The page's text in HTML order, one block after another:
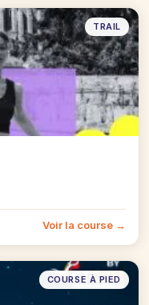
TRAIL
Voir la course →
COURSE À PIED